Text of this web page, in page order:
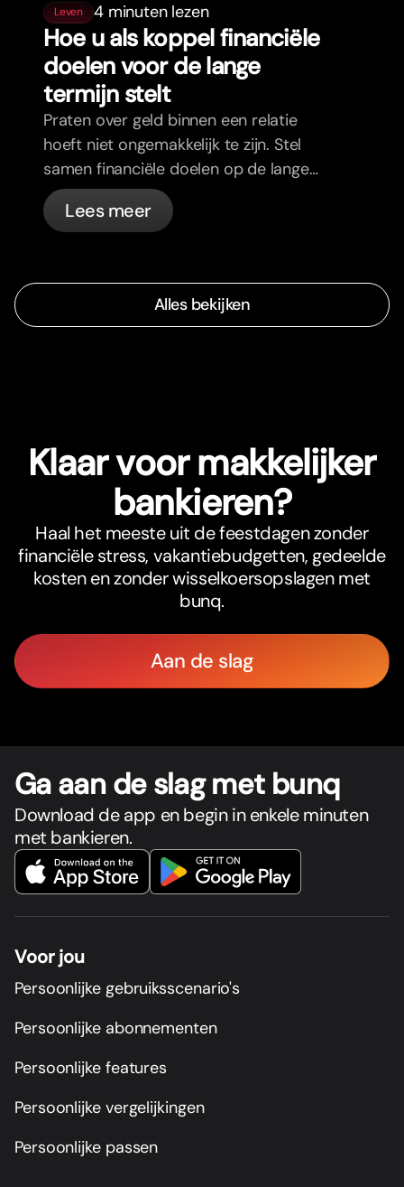
Leven 4 minuten lezen
Hoe u als koppel financiële
doelen voor de lange
termijn stelt
Praten over geld binnen een relatie
hoeft niet ongemakkelijk te zijn. Stel
samen financiële doelen op de lange
termijn en voel je meer op één lijn.
Lees meer
Alles bekijken
Klaar voor makkelijker
bankieren?
Haal het meeste uit de feestdagen zonder
financiële stress, vakantiebudgetten, gedeelde
kosten en zonder wisselkoersopslagen met
bunq.
Aan de slag
Ga aan de slag met bunq
Download de app en begin in enkele minuten
met bankieren.
Voor jou
Persoonlijke gebruiksscenario's
Persoonlijke abonnementen
Persoonlijke features
Persoonlijke vergelijkingen
Persoonlijke passen